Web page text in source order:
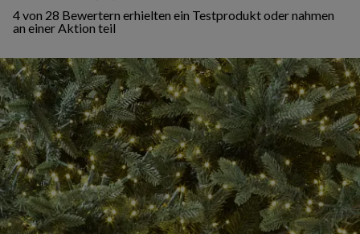
4 von 28 Bewertern erhielten ein Testprodukt oder nahmen
an einer Aktion teil